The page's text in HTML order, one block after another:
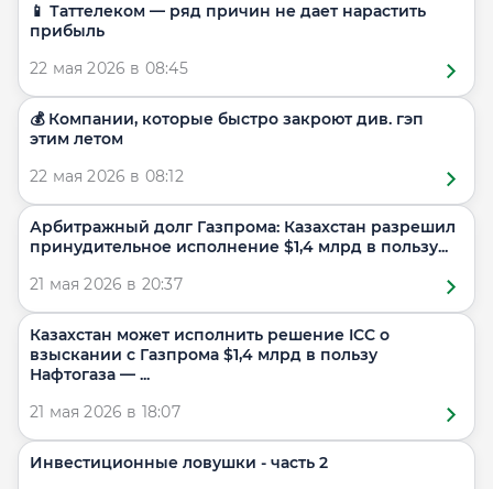
📱 Таттелеком — ряд причин не дает нарастить
прибыль
22 мая 2026 в 08:45
💰 Компании, которые быстро закроют див. гэп
этим летом
22 мая 2026 в 08:12
Арбитражный долг Газпрома: Казахстан разрешил
принудительное исполнение $1,4 млрд в пользу...
21 мая 2026 в 20:37
Казахстан может исполнить решение ICC о
взыскании с Газпрома $1,4 млрд в пользу
Нафтогаза — ...
21 мая 2026 в 18:07
​​Инвестиционные ловушки - часть 2